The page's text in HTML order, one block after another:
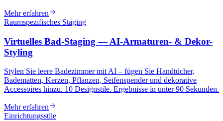
Mehr erfahren
Raumspezifisches Staging
Virtuelles Bad-Staging — AI-Armaturen- & Dekor-
Styling
Stylen Sie leere Badezimmer mit AI – fügen Sie Handtücher,
Badematten, Kerzen, Pflanzen, Seifenspender und dekorative
Accessoires hinzu. 10 Designstile. Ergebnisse in unter 90 Sekunden.
Mehr erfahren
Einrichtungsstile